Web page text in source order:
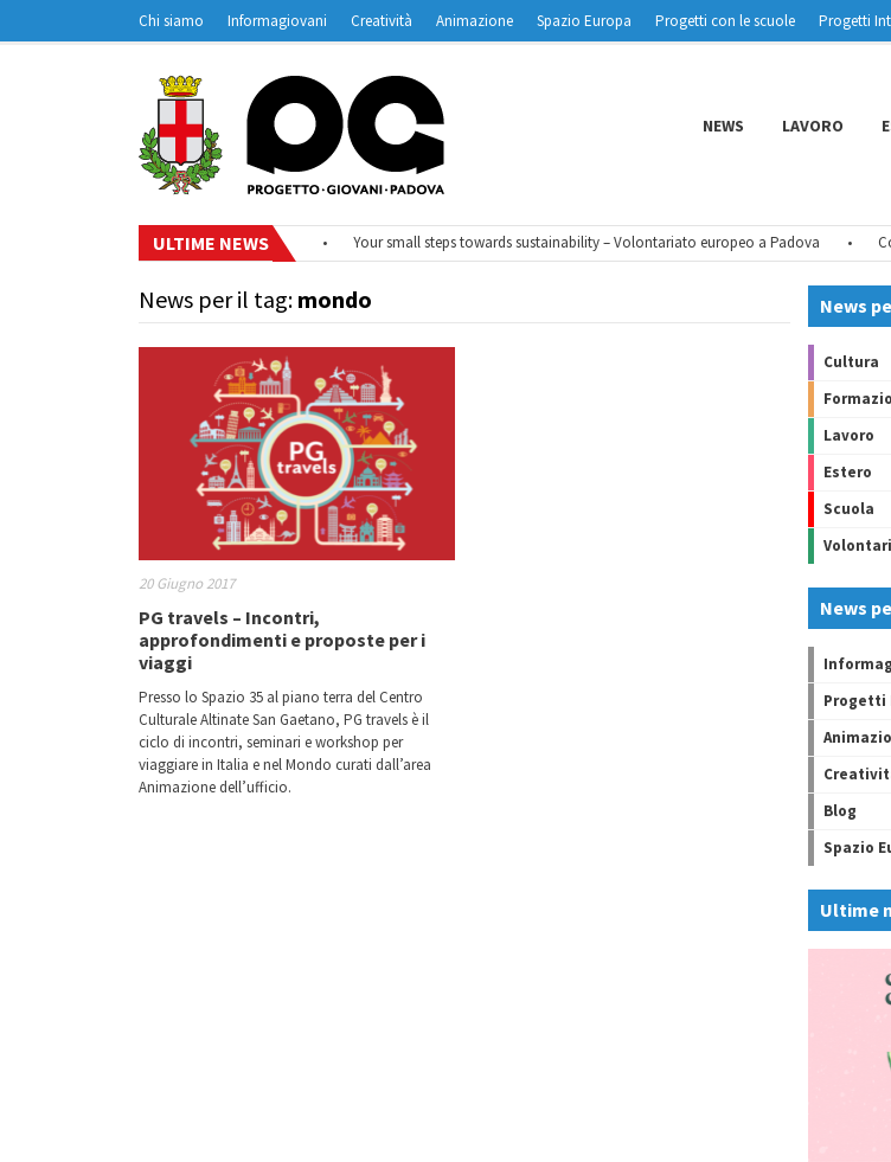
Chi siamo Informagiovani Creatività Animazione Spazio Europa Progetti con le scuole
Progetti
Contatti
Padovanet
NEWS LAVORO
ULTIME NEWS
#EurodeskOnAir – Ciclo di webinar Your small steps towards sustainability – Volontariato europeo a Padova
News per il tag: mondo
20 Giugno 2017
PG travels – Incontri,
approfondimenti e proposte per i
viaggi
Presso lo Spazio 35 al piano terra del Centro
Culturale Altinate San Gaetano, PG travels è il
ciclo di incontri, seminari e workshop per
viaggiare in Italia e nel Mondo curati dall’area
Animazione dell’ufficio.
News
Cultura
Lavoro
Estero
Scuola
News
Progetti
Blog
Spazio
Ultime